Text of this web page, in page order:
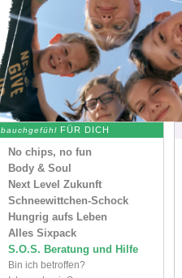
bauchgefühl FÜR DICH
No chips, no fun
Body & Soul
Next Level Zukunft
Schneewittchen-Schock
Hungrig aufs Leben
Alles Sixpack
S.O.S. Beratung und Hilfe
Bin ich betroffen?